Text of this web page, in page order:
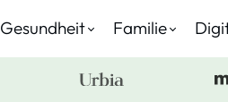
Gesundheit Familie